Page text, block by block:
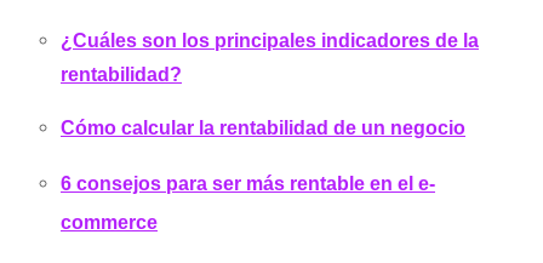
¿Cuáles son los principales indicadores de la
rentabilidad?
Cómo calcular la rentabilidad de un negocio
6 consejos para ser más rentable en el e-
commerce